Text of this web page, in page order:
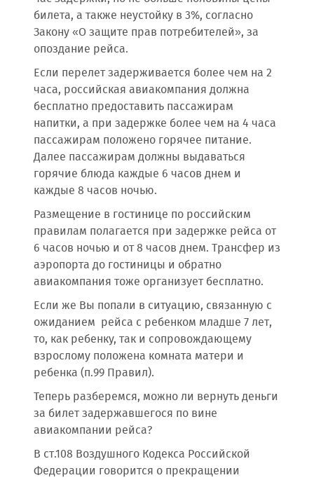
билета, а также неустойку в 3%, согласно
Закону «О защите прав потребителей», за
опоздание рейса.
Если перелет задерживается более чем на 2
часа, российская авиакомпания должна
бесплатно предоставить пассажирам
напитки, а при задержке более чем на 4 часа
пассажирам положено горячее питание.
Далее пассажирам должны выдаваться
горячие блюда каждые 6 часов днем и
каждые 8 часов ночью.
Размещение в гостинице по российским
правилам полагается при задержке рейса от
6 часов ночью и от 8 часов днем. Трансфер из
аэропорта до гостиницы и обратно
авиакомпания тоже организует бесплатно.
Если же Вы попали в ситуацию, связанную с
ожиданием рейса с ребенком младше 7 лет,
то, как ребенку, так и сопровождающему
взрослому положена комната матери и
ребенка (п.99 Правил).
Теперь разберемся, можно ли вернуть деньги
за билет задержавшегося по вине
авиакомпании рейса?
В ст.108 Воздушного Кодекса Российской
Федерации говорится о прекращении